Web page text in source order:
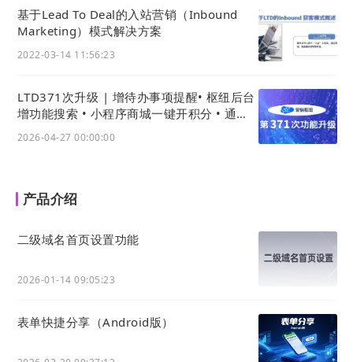
基于Lead To Deal的入站营销（Inbound
Marketing）模式解决方案
2022-03-14 11:56:23
LTD371次升级 | 增待办事项提醒• 枢纽后台
增功能搜索 • 小程序商城一键开积分 • 通用
站点免设计搭建
2026-04-27 00:00:00
产品介绍
二级域名首页设置功能
2026-01-14 09:05:23
表单快捷分享（Android版）